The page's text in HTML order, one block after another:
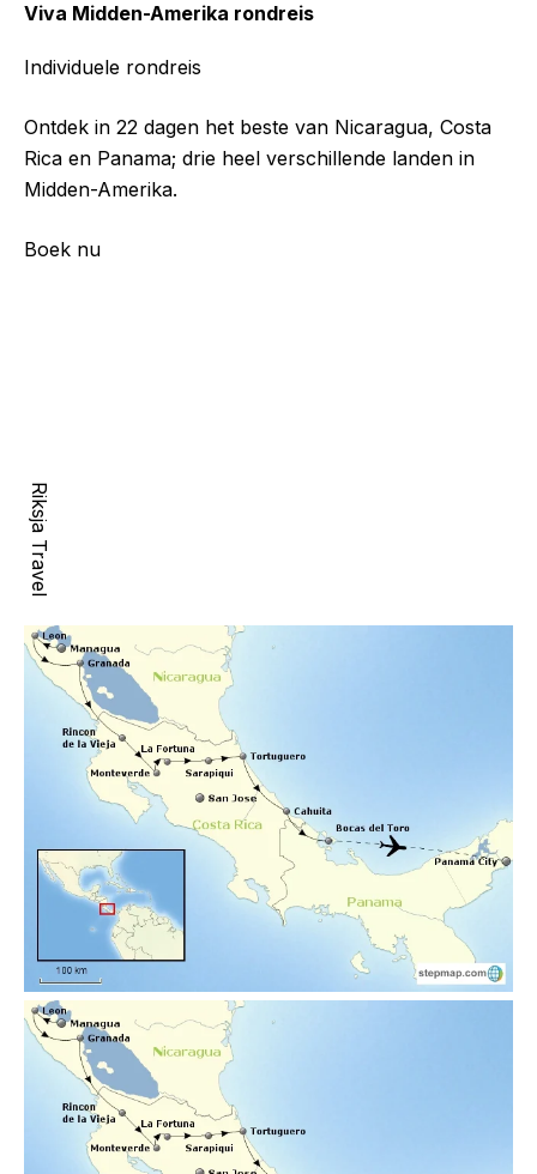
Viva Midden-Amerika rondreis
Individuele rondreis
Ontdek in 22 dagen het beste van Nicaragua, Costa
Rica en Panama; drie heel verschillende landen in
Midden-Amerika.
Boek nu
Riksja Travel